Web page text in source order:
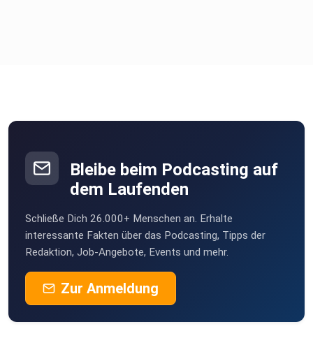
Bleibe beim Podcasting auf
dem Laufenden
Schließe Dich 26.000+ Menschen an. Erhalte
interessante Fakten über das Podcasting, Tipps der
Redaktion, Job-Angebote, Events und mehr.
Zur Anmeldung